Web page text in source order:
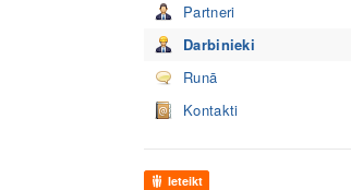
Partneri
Darbinieki
Runā
Kontakti
Ieteikt